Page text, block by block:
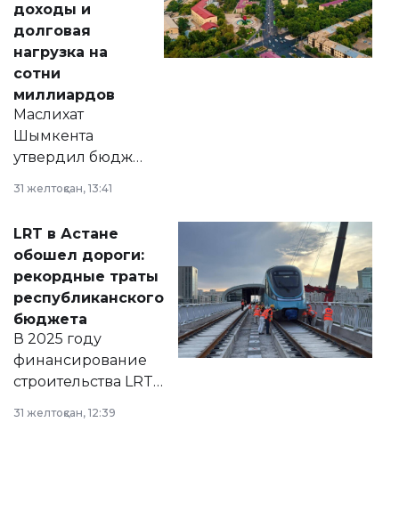
доходы и
долговая
нагрузка на
сотни
миллиардов
Маслихат
Шымкента
утвердил бюджет
2028 годы.
документ
появился в базе
нормативных
правовых актов и
на сайте маслихат
города.
31 желтоқсан, 13:41
LRT в Астане
обошел дороги:
рекордные траты
республиканского
бюджета
В 2025 году
финансирование
строительства LRT
республиканского
31 желтоқсан, 12:39